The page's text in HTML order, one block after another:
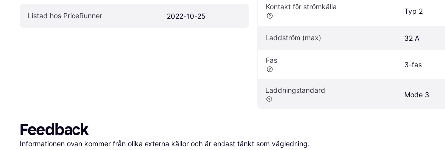
Listad hos PriceRunner 2022-10-25
Kontakt för strömkälla
Typ 2
Laddström (max) 32 A
Fas
3-fas
Laddningstandard
Mode 3
Feedback
Informationen ovan kommer från olika externa källor och är endast tänkt som vägledning.